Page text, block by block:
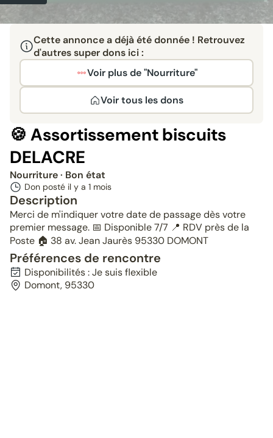
Cette annonce a déjà été donnée ! Retrouvez
d'autres super dons ici :
Voir plus de "Nourriture"
Voir tous les dons
🍪 Assortissement biscuits
DELACRE
Nourriture· Bon état
Don posté il y a 1 mois
Description
Merci de m'indiquer votre date de passage dès votre
premier message. 📅 Disponible 7/7 📍 RDV près de la
Poste 🏠 38 av. Jean Jaurès 95330 DOMONT
Préférences de rencontre
Disponibilités : Je suis flexible
Domont, 95330